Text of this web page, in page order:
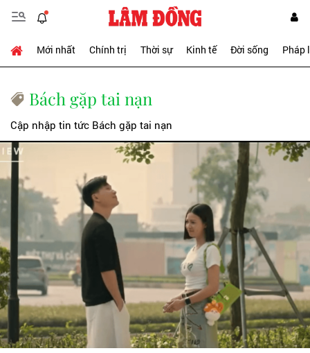
Mới nhất Chính trị Thời sự Kinh tế Đời sống Pháp
Bách gặp tai nạn
Cập nhập tin tức Bách gặp tai nạn